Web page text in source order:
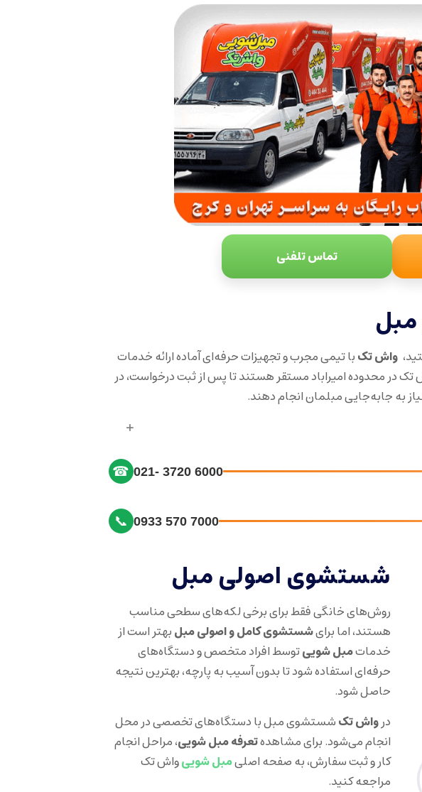
تماس تلفنی
واش تکبا تیمی مجرب و تجهیزات حرفه‌ای آماده ارائه خدمات
در محدوده امیراباد مستقر هستند تا پس از ثبت درخواست، در
به جابه‌جایی مبلمان انجام دهند.
☎ 021- 3720 6000
📞 0933 570 7000
شستشوی اصولی مبل
روش‌های خانگی فقط برای برخی لکه‌های سطحی مناسب
هستند، اما برایشستشوی کامل و اصولی مبلبهتر است از
خدماتمبل شوییتوسط افراد متخصص و دستگاه‌های
حرفه‌ای استفاده شود تا بدون آسیب به پارچه، بهترین نتیجه
حاصل شود.
درواش تکشستشوی مبل با دستگاه‌های تخصصی در محل
انجام می‌شود. برای مشاهدهتعرفه مبل شویی، مراحل انجام
کار و ثبت سفارش، به صفحه اصلیمبل شوییواش تک
مراجعه کنید.